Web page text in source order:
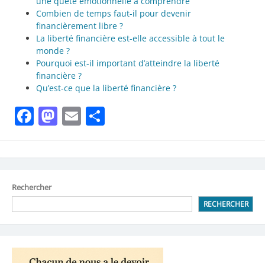
Combien de temps faut-il pour devenir
financièrement libre ?
La liberté financière est-elle accessible à tout le
monde ?
Pourquoi est-il important d’atteindre la liberté
financière ?
Qu’est-ce que la liberté financière ?
Facebook
Mastodon
Email
Rechercher
RECHERCHER